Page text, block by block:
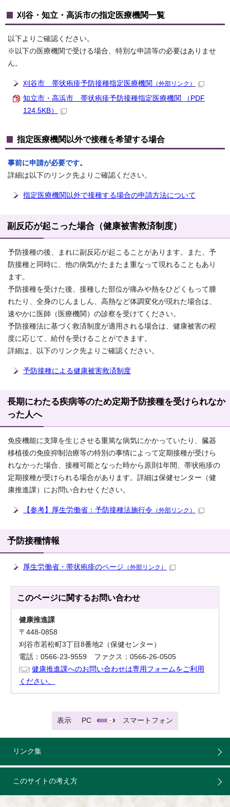
刈谷・知立・高浜市の指定医療機関一覧
以下よりご確認ください。
※以下の医療機関で受ける場合、特別な申請等の必要はありませ
ん。
刈谷市 帯状疱疹予防接種指定医療機関 （外部リンク）
知立市・高浜市 帯状疱疹予防接種指定医療機関 （PDF
124.5KB）
指定医療機関以外で接種を希望する場合
事前に申請が必要です。
詳細は以下のリンク先よりご確認ください。
指定医療機関以外で接種する場合の申請方法について
副反応が起こった場合（健康被害救済制度）
予防接種の後、まれに副反応が起こることがあります。また、予
防接種と同時に、他の病気がたまたま重なって現れることもあり
ます。
予防接種を受けた後、接種した部位が痛みや熱をひどくもって腫
れたり、全身のじんましん、高熱など体調変化が現れた場合は、
速やかに医師（医療機関）の診察を受けてください。
予防接種法に基づく救済制度が適用される場合は、健康被害の程
度に応じて、給付を受けることができます。
詳細は、以下のリンク先よりご確認ください。
予防接種による健康被害救済制度
長期にわたる疾病等のため定期予防接種を受けられなか
った人へ
免疫機能に支障を生じさせる重篤な病気にかかっていたり、臓器
移植後の免疫抑制治療等の特別の事情によって定期接種が受けら
れなかった場合、接種可能となった時から原則1年間、帯状疱疹の
定期接種が受けられる場合があります。詳細は保健センター（健
康推進課）にお問い合わせください。
【参考】厚生労働省：予防接種法施行令 （外部リンク）
予防接種情報
厚生労働省・帯状疱疹のページ （外部リンク）
このページに関するお問い合わせ
健康推進課
〒448-0858
刈谷市若松町3丁目8番地2（保健センター）
電話：0566-23-9559 ファクス：0566-26-0505
健康推進課へのお問い合わせは専用フォームをご利用
ください。
表示 PC スマートフォン
リンク集
このサイトの考え方